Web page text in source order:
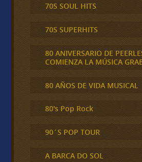
70S SOUL HITS
70S SUPERHITS
80 ANIVERSARIO DE
COMIENZA LA MÚSICA
80 AÑOS DE VIDA MUSICAL
80's Pop Rock
90´S POP TOUR
A BARCA DO SOL